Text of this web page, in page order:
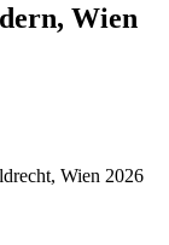
Wien
Wien 2026